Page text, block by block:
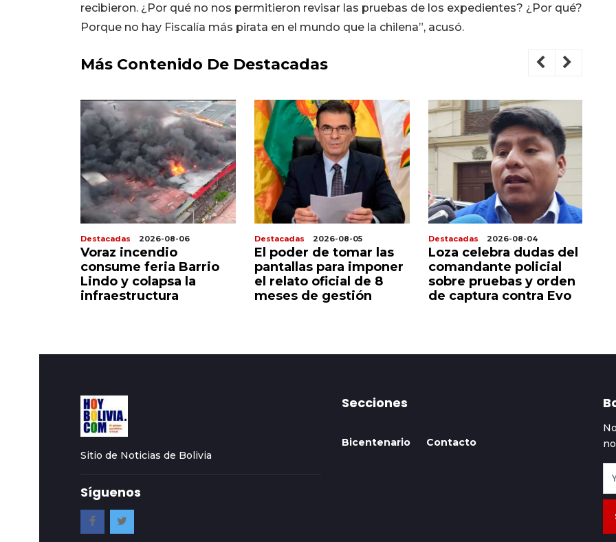
recibieron. ¿Por qué no nos permitieron revisar las pruebas de los expedientes? ¿Por qué?
Porque no hay Fiscalía más pirata en el mundo que la chilena”, acusó.
Más Contenido De Destacadas
Destacadas 2026-08-06
Voraz incendio
consume feria Barrio
Lindo y colapsa la
infraestructura
Destacadas 2026-08-05
El poder de tomar las
pantallas para imponer
el relato oficial de 8
meses de gestión
Destacadas 2026-08-04
Loza celebra dudas del
comandante policial
sobre pruebas y orden
de captura contra Evo
Sitio de Noticias de Bolivia
Síguenos
Secciones
Bicentenario Contacto